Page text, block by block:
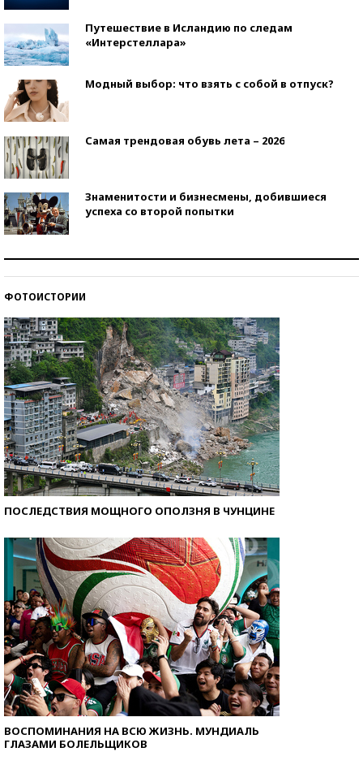
Путешествие в Исландию по следам
«Интерстеллара»
Модный выбор: что взять с собой в отпуск?
Самая трендовая обувь лета – 2026
Знаменитости и бизнесмены, добившиеся
успеха со второй попытки
ФОТОИСТОРИИ
ПОСЛЕДСТВИЯ МОЩНОГО ОПОЛЗНЯ В ЧУНЦИНЕ
ВОСПОМИНАНИЯ НА ВСЮ ЖИЗНЬ. МУНДИАЛЬ
ГЛАЗАМИ БОЛЕЛЬЩИКОВ